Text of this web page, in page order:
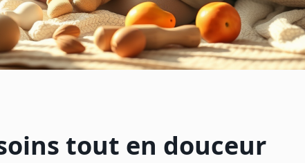
tout en douceur